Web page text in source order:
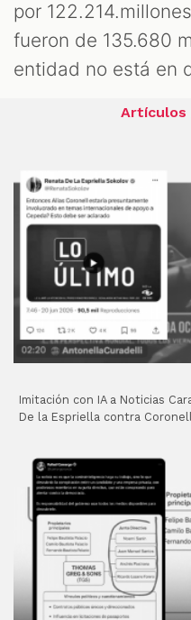
por
fueron de 135.680
entidad no está en
Artículos
Imitación con IA a Noticias
De la Espriella contra Coronell